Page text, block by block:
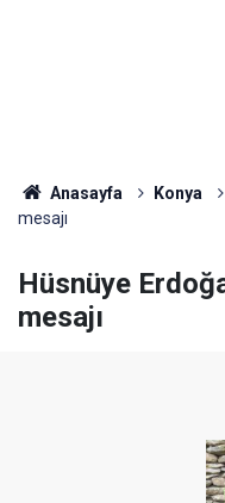
Anasayfa Konya
mesajı
Hüsnüye
mesajı